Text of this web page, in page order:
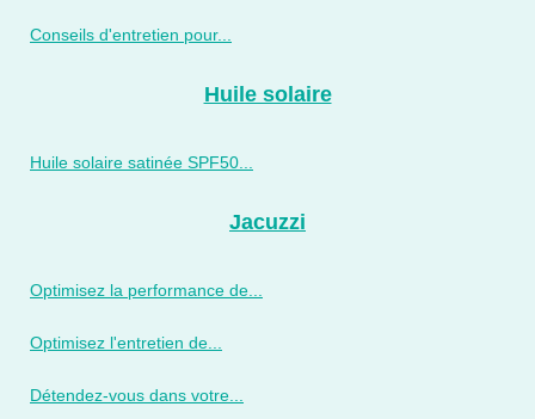
Conseils d'entretien pour...
Huile solaire
Huile solaire satinée SPF50...
Jacuzzi
Optimisez la performance de...
Optimisez l'entretien de...
Détendez-vous dans votre...